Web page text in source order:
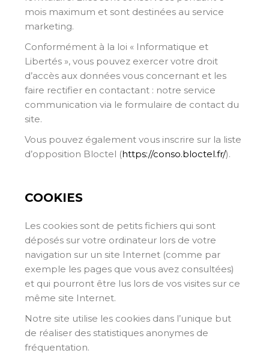
mois maximum et sont destinées au service
marketing.
Conformément à la loi « Informatique et
Libertés », vous pouvez exercer votre droit
d’accès aux données vous concernant et les
faire rectifier en contactant : notre service
communication via le formulaire de contact du
site.
Vous pouvez également vous inscrire sur la liste
d’opposition Bloctel (https://conso.bloctel.fr/).
COOKIES
Les cookies sont de petits fichiers qui sont
déposés sur votre ordinateur lors de votre
navigation sur un site Internet (comme par
exemple les pages que vous avez consultées)
et qui pourront être lus lors de vos visites sur ce
même site Internet.
Notre site utilise les cookies dans l’unique but
de réaliser des statistiques anonymes de
fréquentation.